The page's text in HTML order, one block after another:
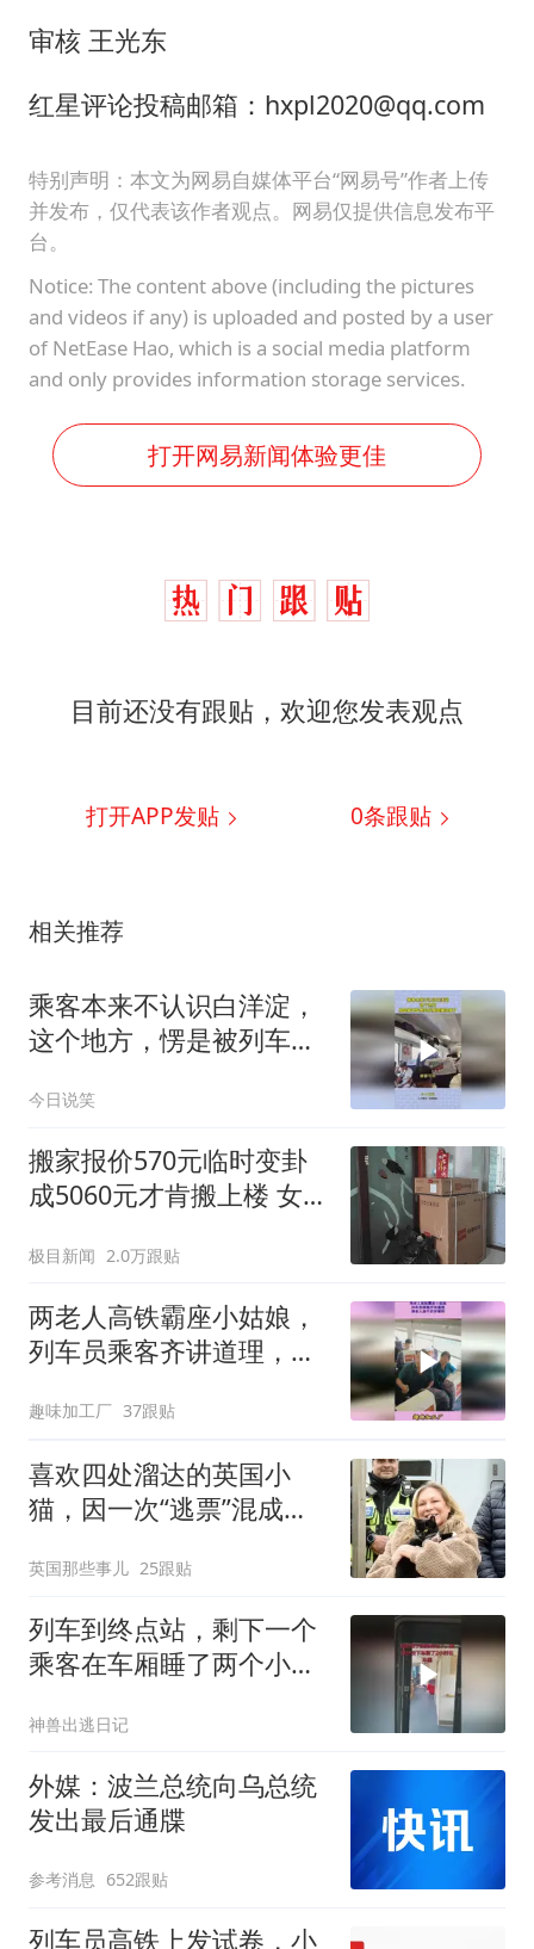
审核 王光东
红星评论投稿邮箱：hxpl2020@qq.com
特别声明：本文为网易自媒体平台“网易号”作者上传
并发布，仅代表该作者观点。网易仅提供信息发布平
台。
Notice: The content above (including the pictures
and videos if any) is uploaded and posted by a user
of NetEase Hao, which is a social media platform
and only provides information storage services.
打开网易新闻体验更佳
目前还没有跟贴，欢迎您发表观点
打开APP发贴 0条跟贴
相关推荐
乘客本来不认识白洋淀，
这个地方，愣是被列车员
今日说笑
搬家报价570元临时变卦
成5060元才肯搬上楼 女子
极目新闻 2.0万跟贴
两老人高铁霸座小姑娘，
列车员乘客齐讲道理，俩
趣味加工厂 37跟贴
喜欢四处溜达的英国小
猫，因一次“逃票”混成了
英国那些事儿 25跟贴
列车到终点站，剩下一个
乘客在车厢睡了两个小
车员，全车检查的呀
神兽出逃日记
外媒：波兰总统向乌总统
发出最后通牒
参考消息 652跟贴
列车员高铁上发试卷，小